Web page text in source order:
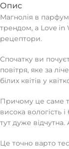
Опис
Магнолія в
трендом, а Love
рецептори.
Спочатку ви
повітря, яке за
білих квітів у
Причому це саме
висока вологість
тут дуже
Це точно варто